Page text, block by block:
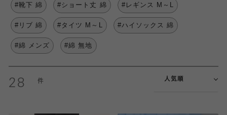
#靴下 綿 #ショート丈 綿 #レギンス M～L
#リブ 綿 #タイツ M～L #ハイソックス 綿
#綿 メンズ #綿 無地
28 人気順